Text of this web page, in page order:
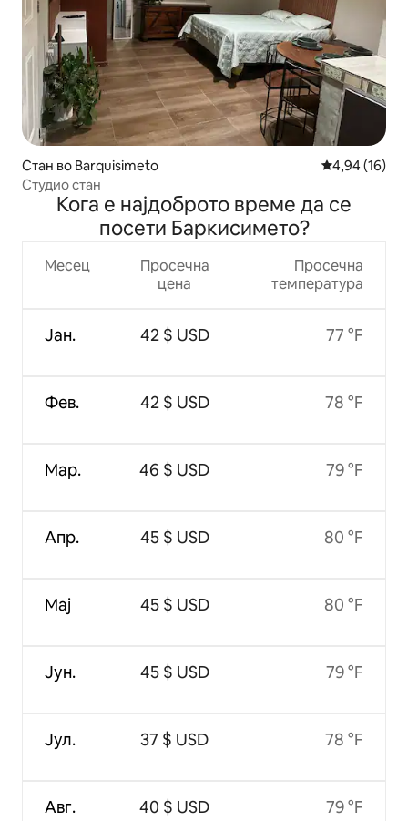
Стан во Barquisimeto Просечна
4,94 (16)
Студио стан
Кога е најдоброто време да се
посети Баркисимето?
Месец
Јан.
Фев.
Мар.
Апр.
Мај
Јун.
Јул.
Авг.
Просечна
цена
42 $ USD
42 $ USD
46 $ USD
45 $ USD
45 $ USD
45 $ USD
37 $ USD
40 $ USD
Просечна
температура
77 °F
78 °F
79 °F
80 °F
80 °F
79 °F
78 °F
79 °F